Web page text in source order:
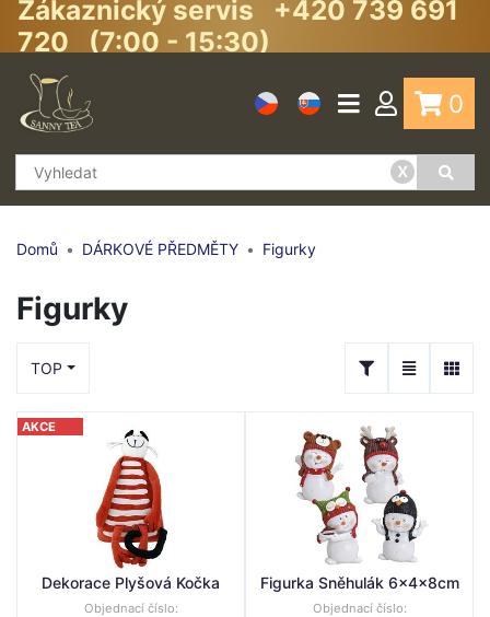
Zákaznický servis +420 739 691
720 (7:00 - 15:30)
x
0
Domů DÁRKOVÉ PŘEDMĚTY Figurky
Figurky
TOP
AKCE
Dekorace Plyšová Kočka
Objednací číslo:
Figurka Sněhulák 6x4x8cm
Objednací číslo: